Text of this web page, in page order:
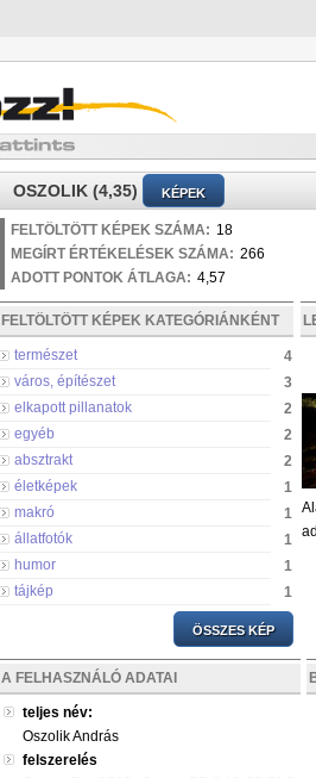
OSZOLIK (4,35) KÉPEK
FELTÖLTÖTT KÉPEK SZÁMA: 18
MEGÍRT ÉRTÉKELÉSEK SZÁMA: 266
ADOTT PONTOK ÁTLAGA: 4,57
FELTÖLTÖTT KÉPEK KATEGÓRIÁNKÉNT
természet
4
város, építészet
3
elkapott pillanatok
2
egyéb
2
absztrakt
2
életképek
1
makró
1
állatfotók
1
humor
1
tájkép
1
ÖSSZES KÉP
A FELHASZNÁLÓ ADATAI
teljes név:
Oszolik András
felszerelés